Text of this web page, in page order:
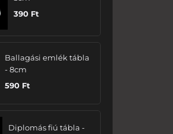
390 Ft
Ballagási emlék tábla
- 8cm
590 Ft
Diplomás fiú tábla -